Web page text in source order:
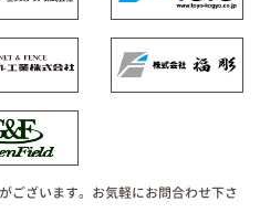
ございます。お気軽にお問合わせ下さ